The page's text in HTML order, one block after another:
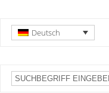
Deutsch